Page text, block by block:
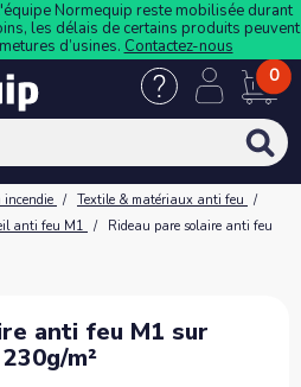
Normequip reste mobilisée durant
les délais de certains produits peuvent
d’usines. Contactez-nous
0
incendie
Textile & matériaux anti feu
anti feu M1
Rideau pare solaire anti feu
anti feu M1 sur
m²